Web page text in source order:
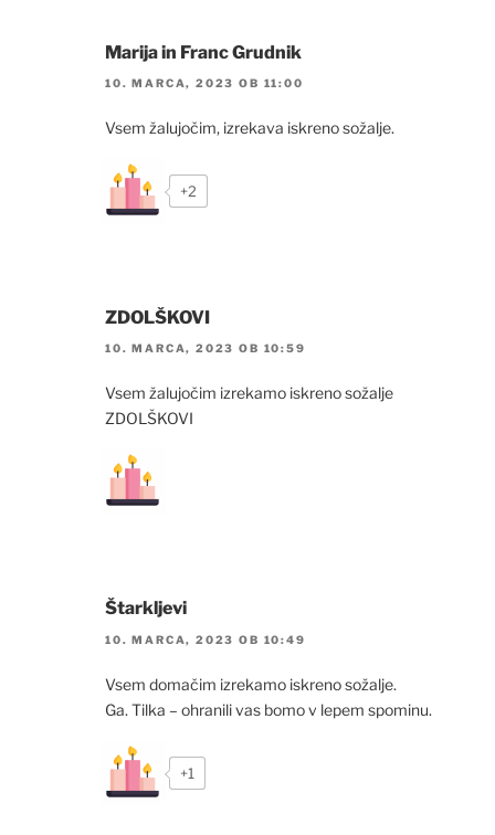
Marija in Franc Grudnik
10. MARCA, 2023 OB 11:00
Vsem žalujočim, izrekava iskreno sožalje.
+2
ZDOLŠKOVI
10. MARCA, 2023 OB 10:59
Vsem žalujočim izrekamo iskreno sožalje
ZDOLŠKOVI
Štarkljevi
10. MARCA, 2023 OB 10:49
Vsem domačim izrekamo iskreno sožalje.
Ga. Tilka – ohranili vas bomo v lepem spominu.
+1